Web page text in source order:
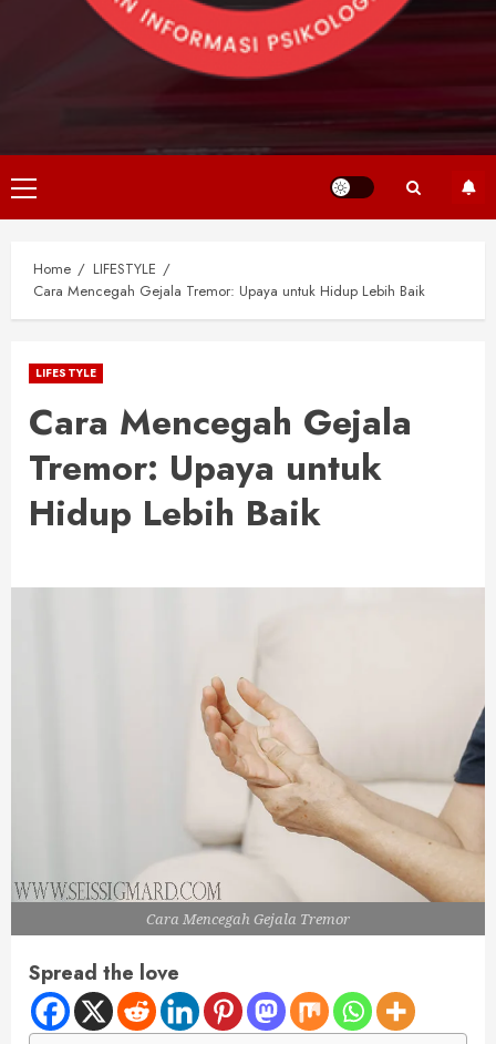
Primary
Menu
Home
LIFESTYLE
Cara Mencegah Gejala Tremor: Upaya untuk Hidup Lebih Baik
LIFESTYLE
Cara Mencegah Gejala
Tremor: Upaya untuk
Hidup Lebih Baik
Cara Mencegah Gejala Tremor
Spread the love